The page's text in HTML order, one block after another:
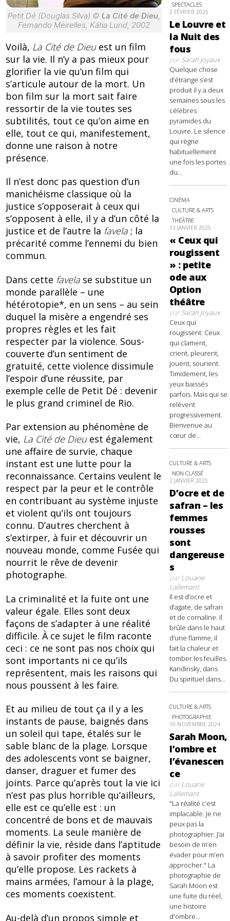
Petit Dé (Douglas Silva) © La Cité de Dieu,
Fernando Meirelles, Kátia Lund, 2002
Voilà, La Cité de Dieuest un film
sur la vie. Il n’y a pas mieux pour
glorifier la vie qu’un film qui
s’articule autour de la mort. Un
bon film sur la mort sait faire
ressortir de la vie toutes ses
subtilités, tout ce qu’on aime en
elle, tout ce qui, manifestement,
donne une raison à notre
présence.
Il n’est donc pas question d’un
manichéisme classique où la
justice s’opposerait à ceux qui
s’opposent à elle, il y a d’un côté la
justice et de l’autre la favela ; la
précarité comme l’ennemi du bien
commun.
Dans cette favela se substitue un
monde parallèle – une
hétérotopie*, en un sens – au sein
duquel la misère a engendré ses
propres règles et les fait
respecter par la violence. Sous-
couverte d’un sentiment de
gratuité, cette violence dissimule
l’espoir d’une réussite, par
exemple celle de Petit Dé : devenir
le plus grand criminel de Rio.
Par extension au phénomène de
vie, La Cité de Dieuest également
une affaire de survie, chaque
instant est une lutte pour la
reconnaissance. Certains veulent le
respect par la peur et le contrôle
en contribuant au système injuste
et violent qu’ils ont toujours
connu. D’autres cherchent à
s’extirper, à fuir et découvrir un
nouveau monde, comme Fusée qui
nourrit le rêve de devenir
photographe.
La criminalité et la fuite ont une
valeur égale. Elles sont deux
façons de s’adapter à une réalité
difficile. À ce sujet le film raconte
ceci : ce ne sont pas nos choix qui
sont importants ni ce qu’ils
représentent, mais les raisons qui
nous poussent à les faire.
Et au milieu de tout ça il y a les
instants de pause, baignés dans
un soleil qui tape, étalés sur le
sable blanc de la plage. Lorsque
des adolescents vont se baigner,
danser, draguer et fumer des
joints. Parce qu’après tout la vie ici
n’est pas plus horrible qu’ailleurs,
elle est ce qu’elle est : un
concentré de bons et de mauvais
moments. La seule manière de
définir la vie, réside dans l’aptitude
à savoir profiter des moments
qu’elle propose. Les rackets à
mains armées, l’amour à la plage,
ces moments coexistent.
Au-delà d’un propos simple et
SPECTACLES
2 FÉVRIER 2025
Le Louvre et
la Nuit des
fous
parSarah Joyaux
Quelque chose
d’étrange s’est
produit il y a deux
semaines sous les
célèbres
pyramides du
Louvre. Le silence
qui règne
habituellement
une fois les portes
du...
CINÉMA
CULTURE & ARTS
THÉÂTRE
13 JANVIER 2025
« Ceux qui
rougissent
» : petite
ode aux
Option
théâtre
parSarah Joyaux
Ceux qui
rougissent. Ceux
qui clament,
crient, pleurent,
jouent, sourient.
Timidement, les
yeux baissés
parfois. Mais qui se
relèvent
progressivement.
Bienvenue au
cœur de...
CULTURE & ARTS
NON CLASSÉ
2 JANVIER 2025
D’ocre et de
safran – les
femmes
rousses
sont
dangereuse
s
parLouane
Lallemant
Il est d’ocre et
d’agate, de safran
et de cornaline. Il
brûle dans le haut
d’une flamme, il
fait la chaleur et
tomber les feuilles.
Kandinsky, dans
Du spirituel dans...
CULTURE & ARTS
PHOTOGRAPHIE
10 NOVEMBRE 2024
Sarah Moon,
l’ombre et
l’évanescen
ce
parLouane
Lallemant
"La réalité c’est
implacable. Je ne
peux pas la
photographier. J’ai
besoin de m’en
évader pour m’en
approcher." La
photographie de
Sarah Moon est
une fuite du réel,
une histoire
d'ombre...